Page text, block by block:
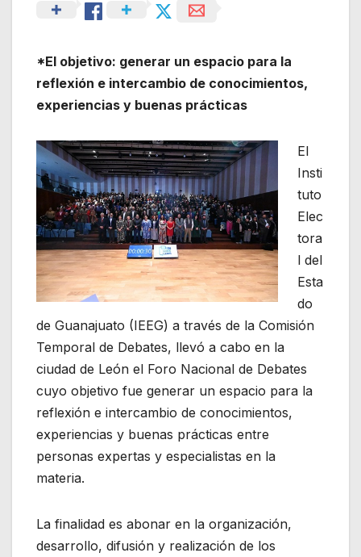
*El objetivo: generar un espacio para la
reflexión e intercambio de conocimientos,
experiencias y buenas prácticas
El
Insti
tuto
Elec
tora
l del
Esta
do
de Guanajuato (IEEG) a través de la Comisión
Temporal de Debates, llevó a cabo en la
ciudad de León el Foro Nacional de Debates
cuyo objetivo fue generar un espacio para la
reflexión e intercambio de conocimientos,
experiencias y buenas prácticas entre
personas expertas y especialistas en la
materia.
La finalidad es abonar en la organización,
desarrollo, difusión y realización de los